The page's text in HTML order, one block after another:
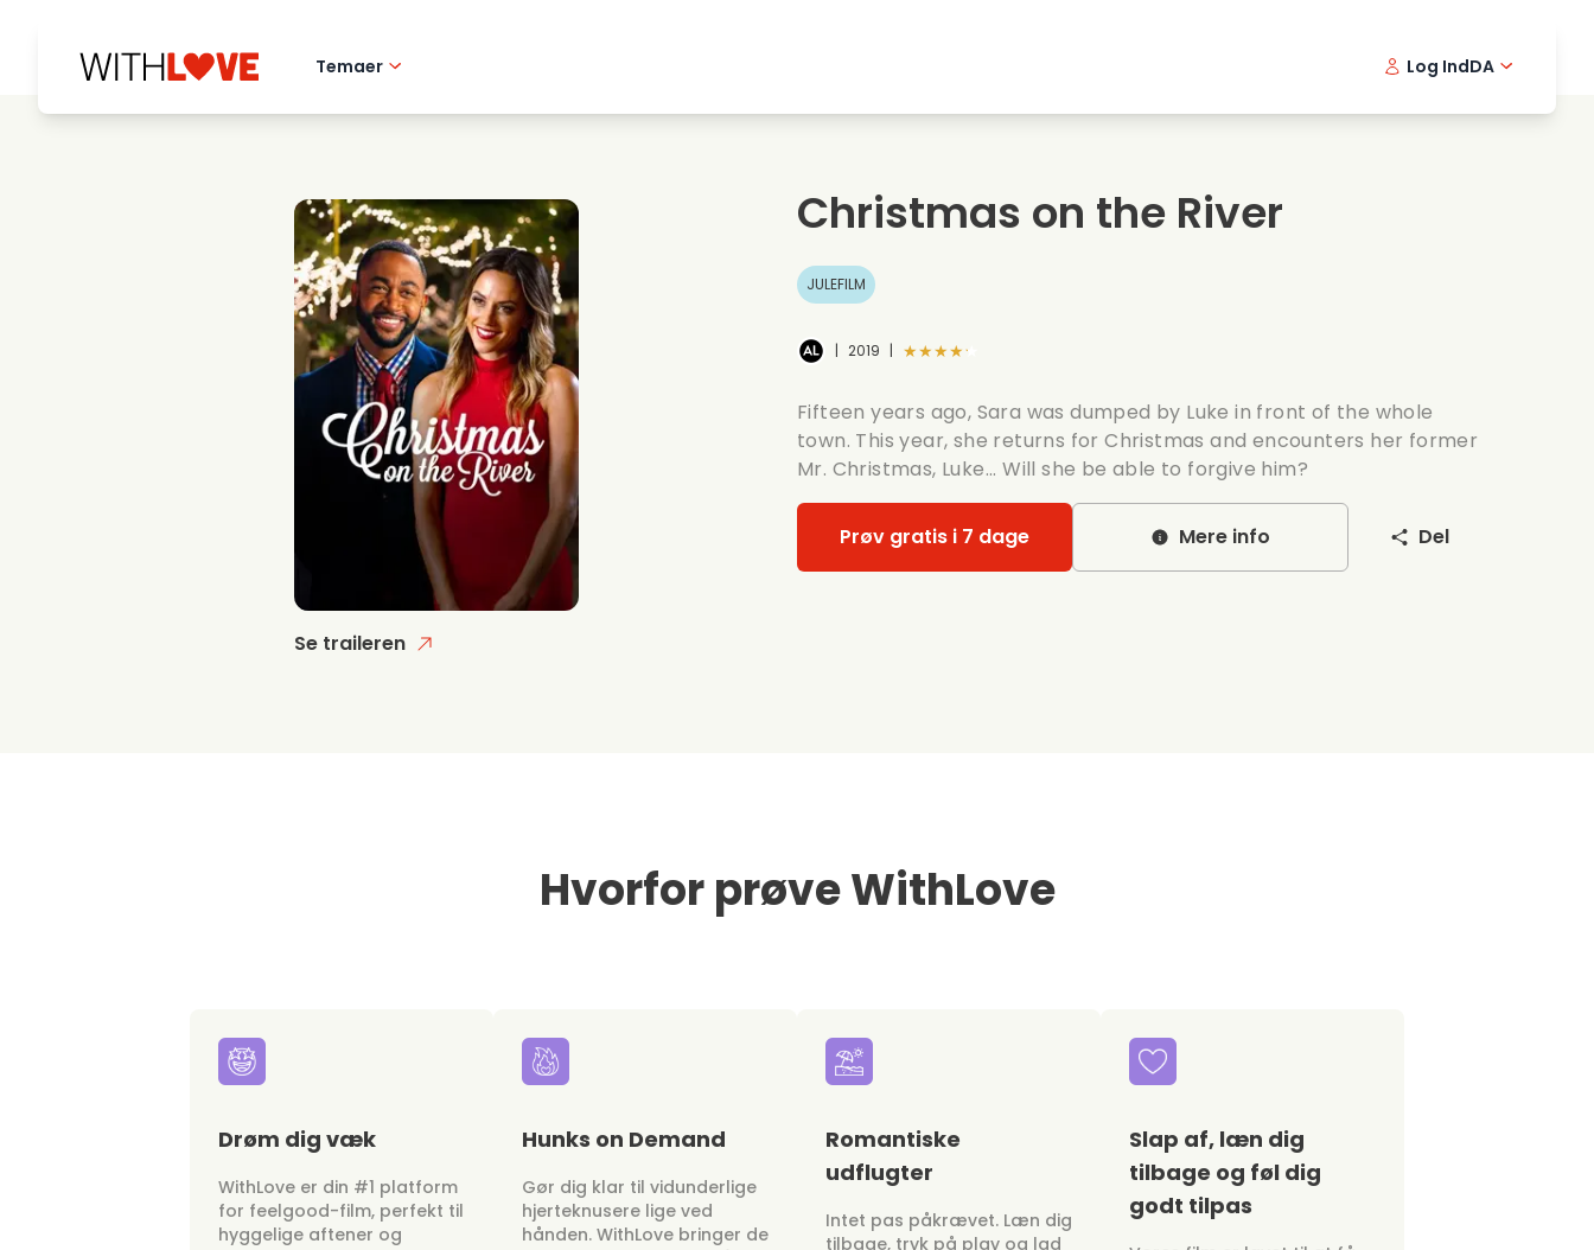
Temaer
Mysterier
Date film
Romantiske serier
Bryllup
Log IndDA
Se traileren
Christmas on the River
JULEFILM
| 2019 | ★★★★★
Fifteen years ago, Sara was dumped by Luke in front of the whole
town. This year, she returns for Christmas and encounters her former
Mr. Christmas, Luke... Will she be able to forgive him?
Prøv gratis i 7 dage Mere info Del
Hvorfor prøve WithLove
Drøm dig væk
WithLove er din #1 platform
for feelgood-film, perfekt til
hyggelige aftener og
Hunks on Demand
Gør dig klar til vidunderlige
hjerteknusere lige ved
hånden. WithLove bringer de
Romantiske
udflugter
Intet pas påkrævet. Læn dig
tilbage, tryk på play og lad
Slap af, læn dig
tilbage og føl dig
godt tilpas